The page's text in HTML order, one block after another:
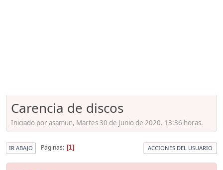
Carencia de discos
Iniciado por asamun, Martes 30 de Junio de 2020. 13:36 horas.
IR ABAJO Páginas 1 ACCIONES DEL USUARIO